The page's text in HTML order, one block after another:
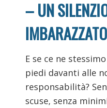
– UN
IMBARAZZATO
E se ce ne
piedi davanti alle
responsabilità?
scuse, senza